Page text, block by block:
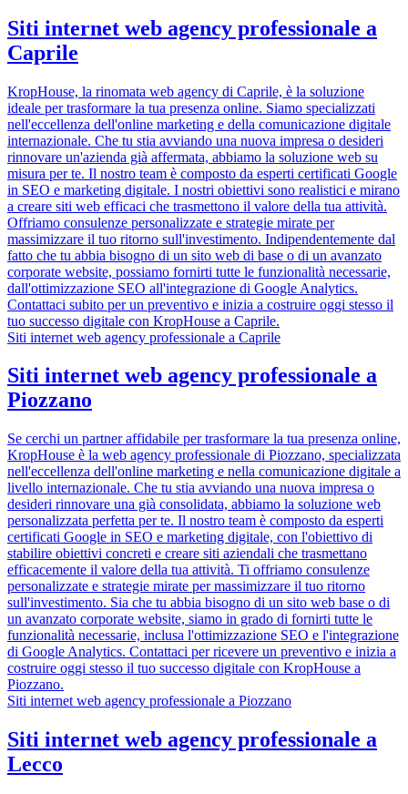
Siti internet web agency professionale a
Caprile
KropHouse, la rinomata web agency di Caprile, è la soluzione
ideale per trasformare la tua presenza online. Siamo specializzati
nell'eccellenza dell'online marketing e della comunicazione digitale
internazionale. Che tu stia avviando una nuova impresa o desideri
rinnovare un'azienda già affermata, abbiamo la soluzione web su
misura per te. Il nostro team è composto da esperti certificati Google
in SEO e marketing digitale. I nostri obiettivi sono realistici e mirano
a creare siti web efficaci che trasmettono il valore della tua attività.
Offriamo consulenze personalizzate e strategie mirate per
massimizzare il tuo ritorno sull'investimento. Indipendentemente dal
fatto che tu abbia bisogno di un sito web di base o di un avanzato
corporate website, possiamo fornirti tutte le funzionalità necessarie,
dall'ottimizzazione SEO all'integrazione di Google Analytics.
Contattaci subito per un preventivo e inizia a costruire oggi stesso il
tuo successo digitale con KropHouse a Caprile.
Siti internet web agency professionale a Caprile
Siti internet web agency professionale a
Piozzano
Se cerchi un partner affidabile per trasformare la tua presenza online,
KropHouse è la web agency professionale di Piozzano, specializzata
nell'eccellenza dell'online marketing e nella comunicazione digitale a
livello internazionale. Che tu stia avviando una nuova impresa o
desideri rinnovare una già consolidata, abbiamo la soluzione web
personalizzata perfetta per te. Il nostro team è composto da esperti
certificati Google in SEO e marketing digitale, con l'obiettivo di
stabilire obiettivi concreti e creare siti aziendali che trasmettano
efficacemente il valore della tua attività. Ti offriamo consulenze
personalizzate e strategie mirate per massimizzare il tuo ritorno
sull'investimento. Sia che tu abbia bisogno di un sito web base o di
un avanzato corporate website, siamo in grado di fornirti tutte le
funzionalità necessarie, inclusa l'ottimizzazione SEO e l'integrazione
di Google Analytics. Contattaci per ricevere un preventivo e inizia a
costruire oggi stesso il tuo successo digitale con KropHouse a
Piozzano.
Siti internet web agency professionale a Piozzano
Siti internet web agency professionale a
Lecco